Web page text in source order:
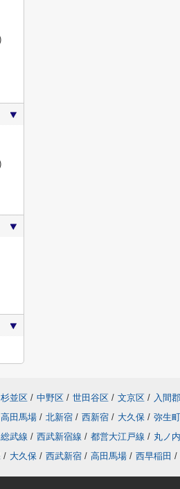
杉並区 / 中野区 / 世田谷区 / 文京区 / 入間
高田馬場 / 北新宿 / 西新宿 / 大久保 / 弥生町
総武線 / 西武新宿線 / 都営大江戸線 / 丸ノ
/ 大久保 / 西武新宿 / 高田馬場 / 西早稲田 /